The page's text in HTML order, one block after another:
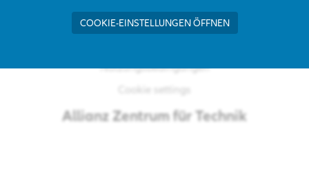
COOKIE-EINSTELLUNGEN ÖFFNEN
Nutzungsbedingungen
Cookie settings
Allianz Zentrum für Technik